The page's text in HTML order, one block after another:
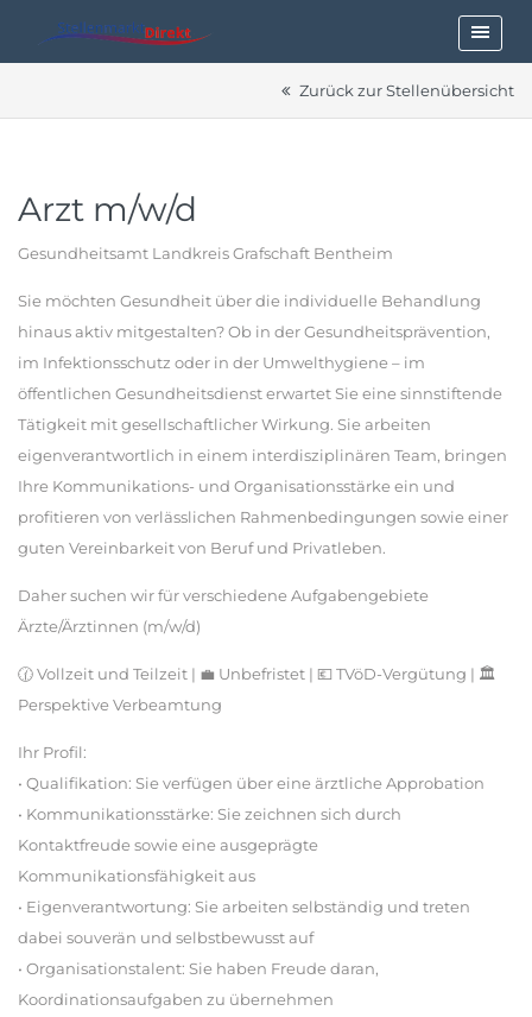
Zurück zur Stellenübersicht
Arzt m/w/d
Gesundheitsamt Landkreis Grafschaft Bentheim
Sie möchten Gesundheit über die individuelle Behandlung
hinaus aktiv mitgestalten? Ob in der Gesundheitsprävention,
im Infektionsschutz oder in der Umwelthygiene – im
öffentlichen Gesundheitsdienst erwartet Sie eine sinnstiftende
Tätigkeit mit gesellschaftlicher Wirkung. Sie arbeiten
eigenverantwortlich in einem interdisziplinären Team, bringen
Ihre Kommunikations- und Organisationsstärke ein und
profitieren von verlässlichen Rahmenbedingungen sowie einer
guten Vereinbarkeit von Beruf und Privatleben.
Daher suchen wir für verschiedene Aufgabengebiete
Ärzte/Ärztinnen (m/w/d)
🕜 Vollzeit und Teilzeit | 💼 Unbefristet | 💶 TVöD-Vergütung | 🏛
Perspektive Verbeamtung
Ihr Profil:
• Qualifikation: Sie verfügen über eine ärztliche Approbation
• Kommunikationsstärke: Sie zeichnen sich durch
Kontaktfreude sowie eine ausgeprägte
Kommunikationsfähigkeit aus
• Eigenverantwortung: Sie arbeiten selbständig und treten
dabei souverän und selbstbewusst auf
• Organisationstalent: Sie haben Freude daran,
Koordinationsaufgaben zu übernehmen